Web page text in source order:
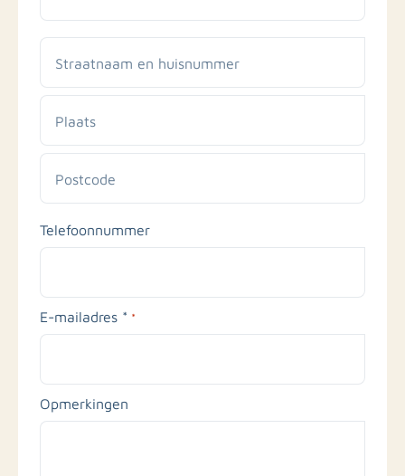
Straatnaam
huisnummer
Plaats
Telefoonnummer
E-mailadres * *
Opmerkingen